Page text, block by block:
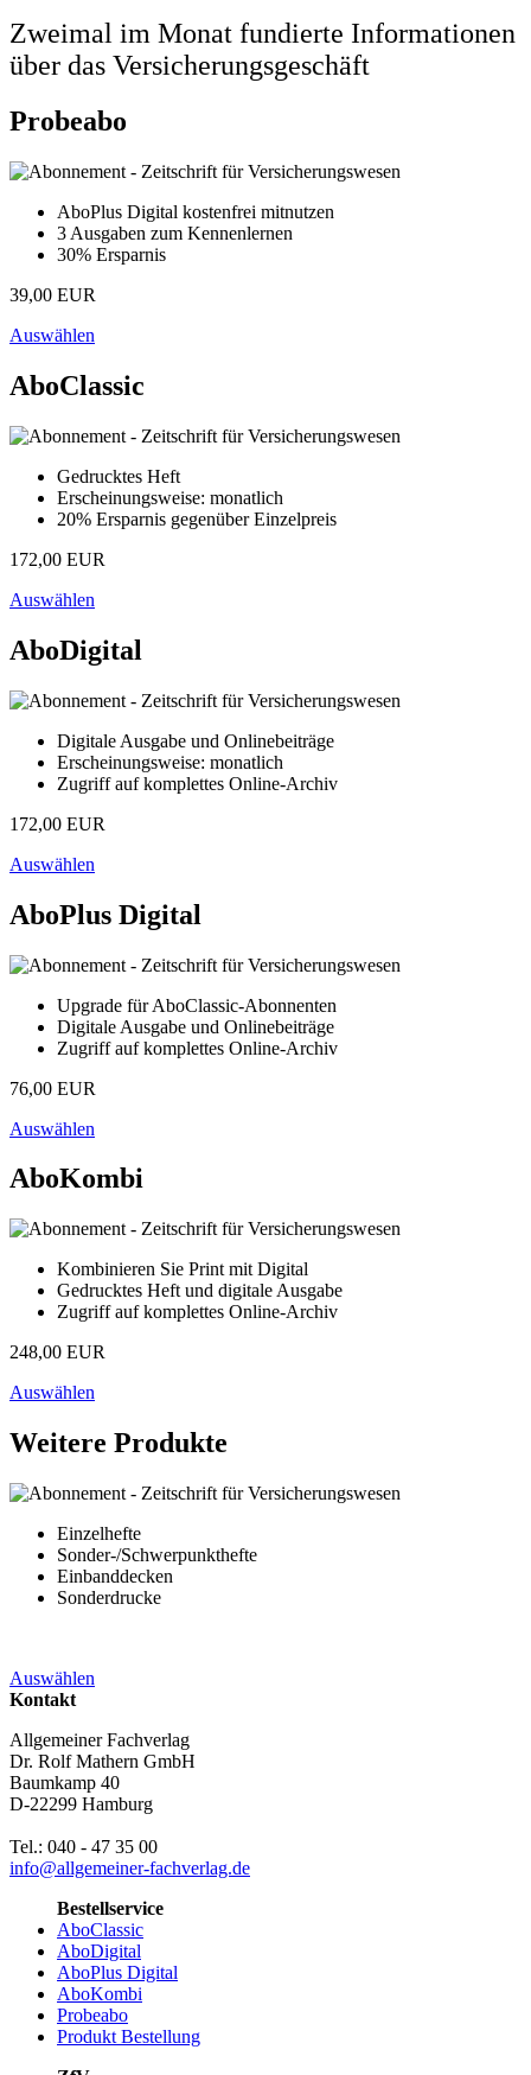
Zweimal im Monat fundierte Informationen
über das Versicherungsgeschäft
Probeabo
AboPlus Digital kostenfrei mitnutzen
3 Ausgaben zum Kennenlernen
30% Ersparnis
39,00 EUR
Auswählen
AboClassic
Gedrucktes Heft
Erscheinungsweise: monatlich
20% Ersparnis gegenüber Einzelpreis
172,00 EUR
Auswählen
AboDigital
Digitale Ausgabe und Onlinebeiträge
Erscheinungsweise: monatlich
Zugriff auf komplettes Online-Archiv
172,00 EUR
Auswählen
AboPlus Digital
Upgrade für AboClassic-Abonnenten
Digitale Ausgabe und Onlinebeiträge
Zugriff auf komplettes Online-Archiv
76,00 EUR
Auswählen
AboKombi
Kombinieren Sie Print mit Digital
Gedrucktes Heft und digitale Ausgabe
Zugriff auf komplettes Online-Archiv
248,00 EUR
Auswählen
Weitere Produkte
Einzelhefte
Sonder-/Schwerpunkthefte
Einbanddecken
Sonderdrucke
Auswählen
Kontakt
Allgemeiner Fachverlag
Dr. Rolf Mathern GmbH
Baumkamp 40
D-22299 Hamburg
Tel.: 040 - 47 35 00
info@allgemeiner-fachverlag.de
Bestellservice
AboClassic
AboDigital
AboPlus Digital
AboKombi
Probeabo
Produkt Bestellung